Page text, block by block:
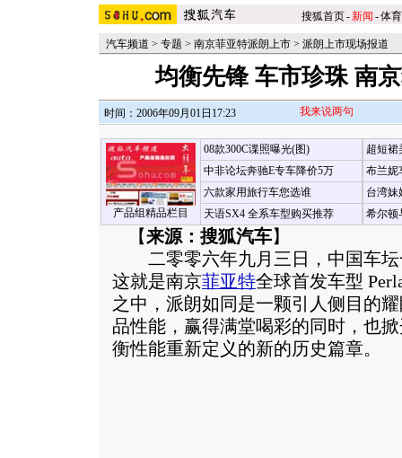
搜狐首页-新闻 -体育
汽车频道 > 专题 > 南京菲亚特派朗上市 > 派朗上市现场报道
均衡先锋 车市珍珠 南
时间：2006年09月01日17:23 我来说两句
产品组精品栏目
08款300C谍照曝光(图)
中非论坛奔驰E专车降价5万
六款家用旅行车您选谁
天语SX4 全系车型购买推荐
超短裙
布兰妮
台湾妹
希尔顿
【来源：搜狐汽车】
二零零六年九月三日，中国车坛
这就是南京菲亚特全球首发车型
之中，派朗如同是一颗引人侧目的
品性能，赢得满堂喝彩的同时，也
衡性能重新定义的新的历史篇章。